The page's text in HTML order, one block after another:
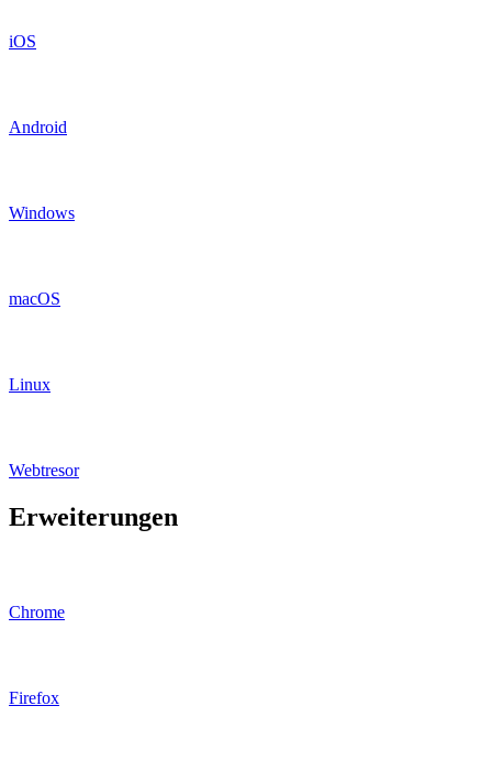
iOS
Android
Windows
macOS
Linux
Webtresor
Erweiterungen
Chrome
Firefox